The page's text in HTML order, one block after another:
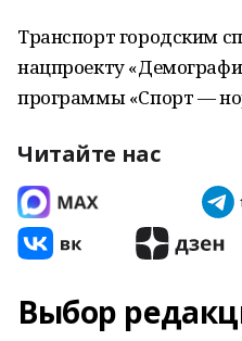
Транспорт городским
нацпроекту
программы «Спорт —
Читайте нас
Выбор